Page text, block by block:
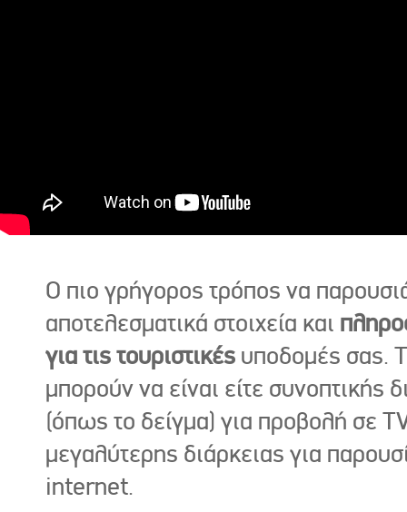
Ο πιο γρήγορος τρόπος να
αποτελεσματικά στοιχεία και
για τις τουριστικές υποδομές σας.
μπορούν να είναι είτε συνοπτικής
(όπως το δείγμα) για προβολή σε
μεγαλύτερης διάρκειας για
internet.